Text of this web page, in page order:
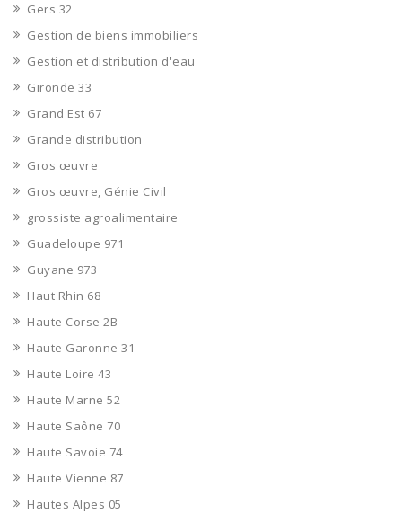
Gers 32
Gestion de biens immobiliers
Gestion et distribution d'eau
Gironde 33
Grand Est 67
Grande distribution
Gros œuvre
Gros œuvre, Génie Civil
grossiste agroalimentaire
Guadeloupe 971
Guyane 973
Haut Rhin 68
Haute Corse 2B
Haute Garonne 31
Haute Loire 43
Haute Marne 52
Haute Saône 70
Haute Savoie 74
Haute Vienne 87
Hautes Alpes 05